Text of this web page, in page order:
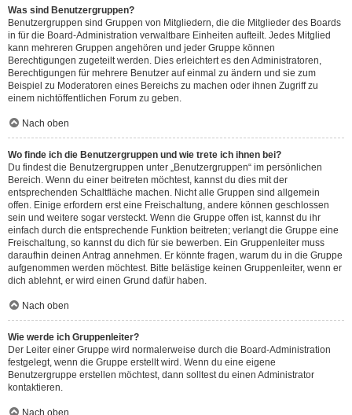
Was sind Benutzergruppen?
Benutzergruppen sind Gruppen von Mitgliedern, die die Mitglieder des Boards
in für die Board-Administration verwaltbare Einheiten aufteilt. Jedes Mitglied
kann mehreren Gruppen angehören und jeder Gruppe können
Berechtigungen zugeteilt werden. Dies erleichtert es den Administratoren,
Berechtigungen für mehrere Benutzer auf einmal zu ändern und sie zum
Beispiel zu Moderatoren eines Bereichs zu machen oder ihnen Zugriff zu
einem nichtöffentlichen Forum zu geben.
Nach oben
Wo finde ich die Benutzergruppen und wie trete ich ihnen bei?
Du findest die Benutzergruppen unter „Benutzergruppen“ im persönlichen
Bereich. Wenn du einer beitreten möchtest, kannst du dies mit der
entsprechenden Schaltfläche machen. Nicht alle Gruppen sind allgemein
offen. Einige erfordern erst eine Freischaltung, andere können geschlossen
sein und weitere sogar versteckt. Wenn die Gruppe offen ist, kannst du ihr
einfach durch die entsprechende Funktion beitreten; verlangt die Gruppe eine
Freischaltung, so kannst du dich für sie bewerben. Ein Gruppenleiter muss
daraufhin deinen Antrag annehmen. Er könnte fragen, warum du in die Gruppe
aufgenommen werden möchtest. Bitte belästige keinen Gruppenleiter, wenn er
dich ablehnt, er wird einen Grund dafür haben.
Nach oben
Wie werde ich Gruppenleiter?
Der Leiter einer Gruppe wird normalerweise durch die Board-Administration
festgelegt, wenn die Gruppe erstellt wird. Wenn du eine eigene
Benutzergruppe erstellen möchtest, dann solltest du einen Administrator
kontaktieren.
Nach oben